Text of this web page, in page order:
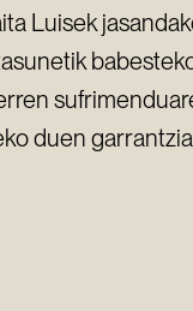
Luisek
duen